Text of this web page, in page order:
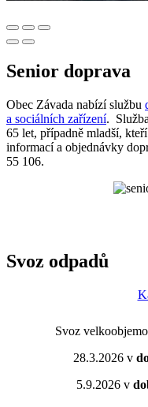
Senior doprava
Obec Závada nabízí službu
a sociálních zařízení.
65 let, případně mladší,
informací a objednávky
55 106.
Svoz odpadů
Svoz
28.3.2026 v
5.9.2026 v